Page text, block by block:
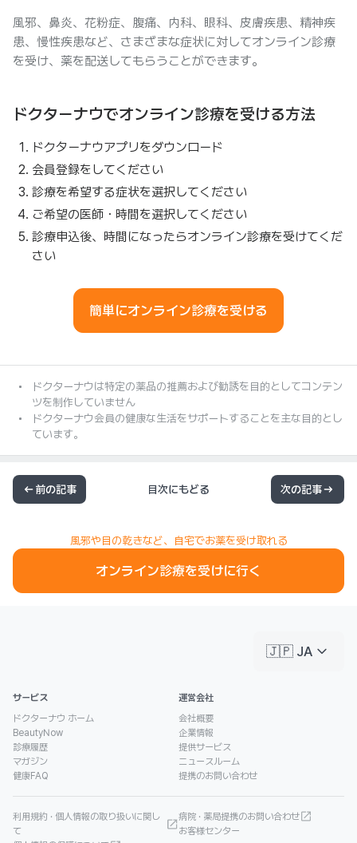
風邪、鼻炎、花粉症、腹痛、内科、眼科、皮膚疾患、精神疾
患、慢性疾患など、さまざまな症状に対してオンライン診療
を受け、薬を配送してもらうことができます。
ドクターナウでオンライン診療を受ける方法
ドクターナウアプリをダウンロード
会員登録をしてください
診療を希望する症状を選択してください
ご希望の医師・時間を選択してください
診療申込後、時間になったらオンライン診療を受けてくだ
さい
簡単にオンライン診療を受ける
ドクターナウは特定の薬品の推薦および勧誘を目的としてコンテン
ツを制作していません
ドクターナウ会員の健康な生活をサポートすることを主な目的とし
ています。
前の記事 目次にもどる 次の記事
風邪や目の乾きなど、自宅でお薬を受け取れる
オンライン診療を受けに行く
🇯🇵 JA keyboard_arrow_down
サービス
ドクターナウ ホーム
BeautyNow
診療履歴
マガジン
健康FAQ
運営会社
会社概要
企業情報
提供サービス
ニュースルーム
提携のお問い合わせ
利用規約 · 個人情報の取り扱いに関し
て
病院 · 薬局提携のお問い合わせ
お客様センター